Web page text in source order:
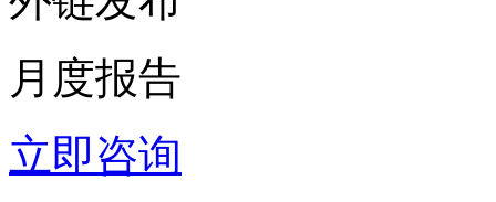
月度报告
立即咨询